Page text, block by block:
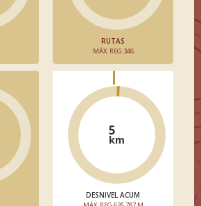
RUTAS
MÁX. REG 346
5
km
DESNIVEL ACUM